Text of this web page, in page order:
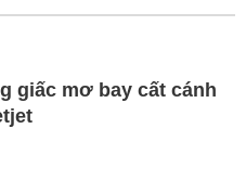
giấc mơ bay cất cánh